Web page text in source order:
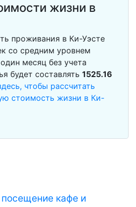
кафе и
жизни в
проживания в Ки-Уэсте
со средним уровнем
месяц без учета
будет составлять 1525.16
чтобы рассчитать
стоимость жизни в Ки-